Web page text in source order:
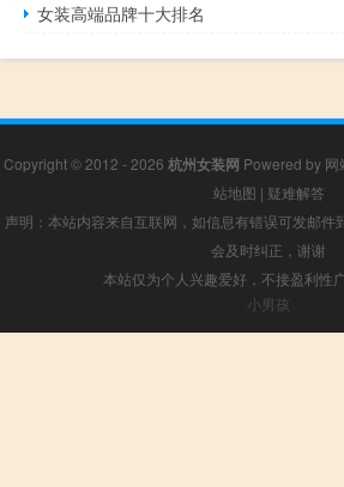
女装高端品牌十大排名
Copyright © 2012 - 2026 杭州女装网 Powered by 网
站地图 | 疑难解答
声明：本站内容来自互联网，如信息有错误可发邮
会及时纠正，谢谢
本站仅为个人兴趣爱好，不接盈利性
小男孩